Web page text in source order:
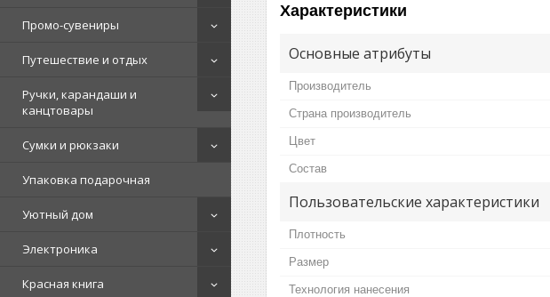
Промо-сувениры
Путешествие и отдых
Ручки, карандаши и
канцтовары
Сумки и рюкзаки
Упаковка подарочная
Уютный дом
Электроника
Красная книга
Характеристики
Основные атрибуты
Производитель
Страна производитель
Цвет
Состав
Пользовательские характеристики
Плотность
Размер
Технология нанесения